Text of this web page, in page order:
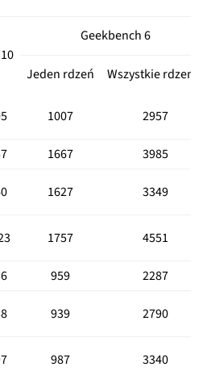
Geekbench 6
Jeden rdzeń
Wszystkie rdzenie
1007 2957
1667
3985
1627 3349
1757 4551
959
2287
939 2790
987 3340